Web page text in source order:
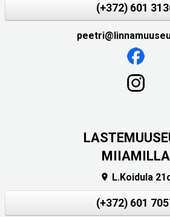
(+372) 601
MIIAMILLA
 L.Koidula
(+372) 601